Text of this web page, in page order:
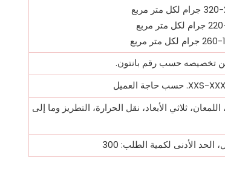
تخصيصه حسب رقم بانتون.
ثلاثي الأبعاد، نقل الحرارة، التطريز وما إلى